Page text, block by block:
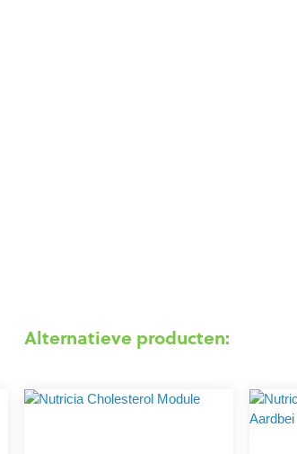
Alternatieve producten: